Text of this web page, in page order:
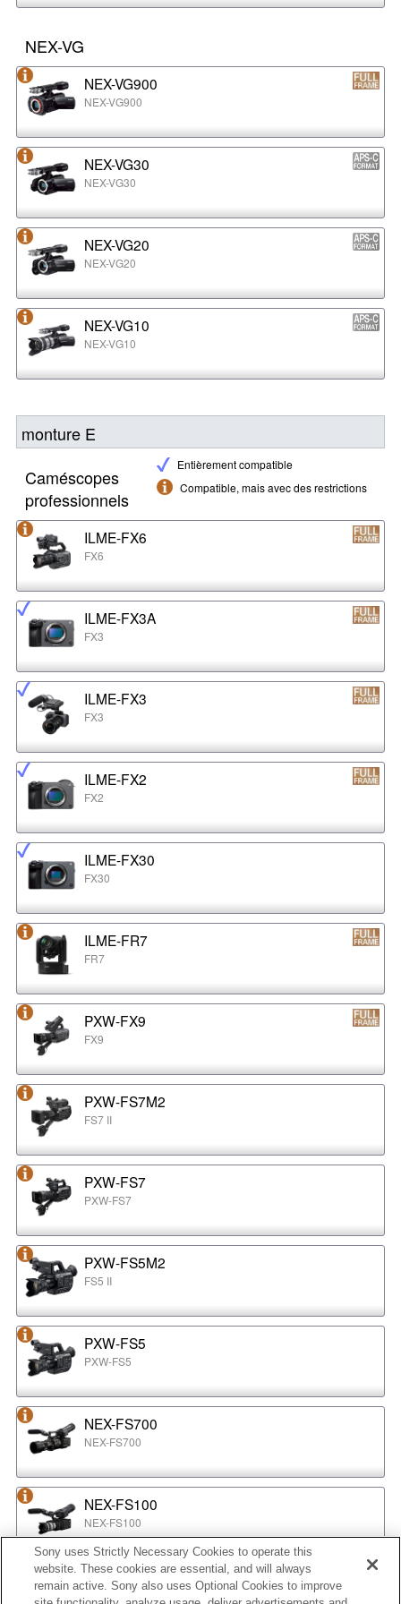
NEX-VG
NEX-VG900
NEX-VG900
NEX-VG30
NEX-VG30
NEX-VG20
NEX-VG20
NEX-VG10
NEX-VG10
monture E
Entièrement compatible
Compatible, mais avec des restrictions
Caméscopes
professionnels
ILME-FX6
FX6
ILME-FX3A
FX3
ILME-FX3
FX3
ILME-FX2
FX2
ILME-FX30
FX30
ILME-FR7
FR7
PXW-FX9
FX9
PXW-FS7M2
FS7 II
PXW-FS7
PXW-FS7
PXW-FS5M2
FS5 II
PXW-FS5
PXW-FS5
NEX-FS700
NEX-FS700
NEX-FS100
NEX-FS100
NEX-EA50
Sony uses Strictly Necessary Cookies to operate this
website. These cookies are essential, and will always
remain active. Sony also uses Optional Cookies to improve